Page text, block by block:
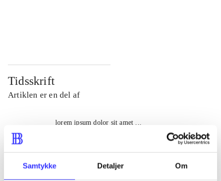
Samtykke Detaljer Om
Tidsskrift
Artiklen er en del af
lorem ipsum dolor sit amet ...